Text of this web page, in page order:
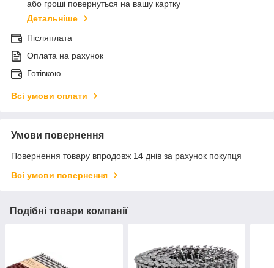
або гроші повернуться на вашу картку
Детальніше
Післяплата
Оплата на рахунок
Готівкою
Всі умови оплати
Умови повернення
Повернення товару впродовж 14 днів за рахунок покупця
Всі умови повернення
Подібні товари компанії